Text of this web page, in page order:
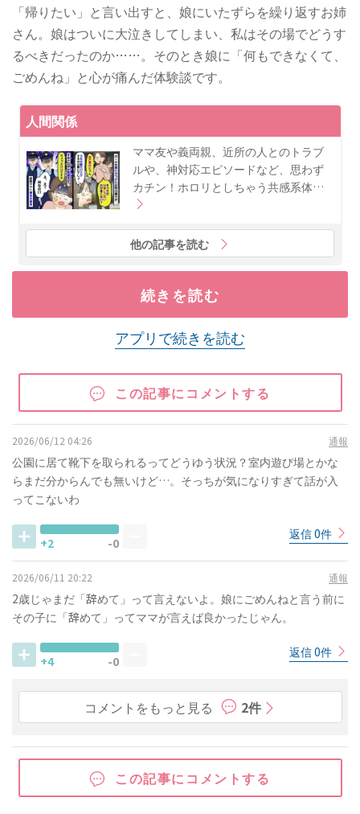
「帰りたい」と言い出すと、娘にいたずらを繰り返すお姉
さん。娘はついに大泣きしてしまい、私はその場でどうす
るべきだったのか……。そのとき娘に「何もできなくて、
ごめんね」と心が痛んだ体験談です。
人間関係
ママ友や義両親、近所の人とのトラブ
ルや、神対応エピソードなど、思わず
カチン！ホロリとしちゃう共感系体…
他の記事を読む
続きを読む
アプリで続きを読む
この記事にコメントする
2026/06/12 04:26 通報
公園に居て靴下を取られるってどうゆう状況？室内遊び場とかな
らまだ分からんでも無いけど…。そっちが気になりすぎて話が入
ってこないわ
+2 -0
返信 0件
2026/06/11 20:22 通報
2歳じゃまだ「辞めて」って言えないよ。娘にごめんねと言う前に
その子に「辞めて」ってママが言えば良かったじゃん。
+4 -0
返信 0件
コメントをもっと見る 2件
この記事にコメントする